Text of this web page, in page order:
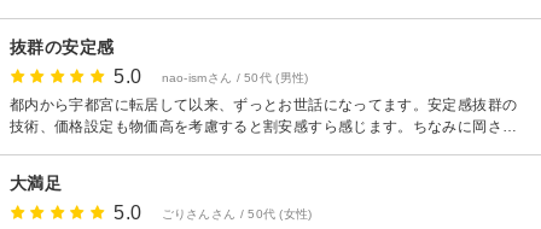
抜群の安定感
5.0 nao-ismさん / 50代 (男性)
都内から宇都宮に転居して以来、ずっとお世話になってます。安定感抜群の
技術、価格設定も物価高を考慮すると割安感すら感じます。ちなみに岡さん
大満足
5.0 ごりさんさん / 50代 (女性)